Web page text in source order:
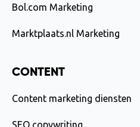
Bol.com Marketing
Marktplaats.nl Marketing
CONTENT
Content marketing diensten
SEO copywriting